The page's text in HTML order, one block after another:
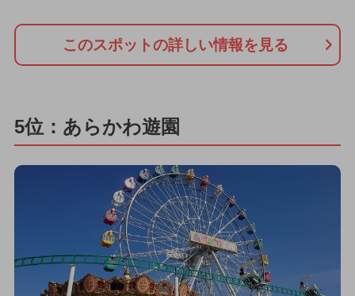
このスポットの詳しい情報を見る
5位：あらかわ遊園